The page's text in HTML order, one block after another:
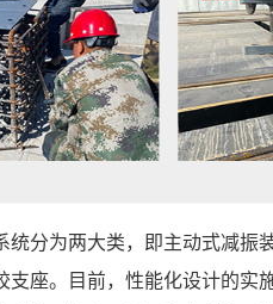
统分为两大类，即主动式减振
支座。目前，性能化设计的实